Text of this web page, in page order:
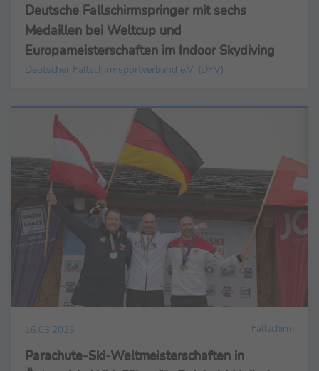
Deutsche Fallschirmspringer mit sechs
Medaillen bei Weltcup und
Europameisterschaften im Indoor Skydiving
Deutscher Fallschirmsportverband e.V. (DFV)
16.03.2026 Fallschirm
Parachute-Ski-Weltmeisterschaften in